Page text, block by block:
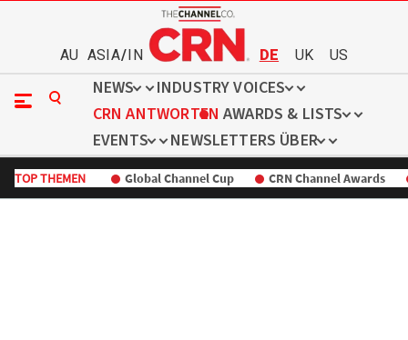
AU ASIA/IN DE UK US
NEWS
INDUSTRY VOICES
CRN ANTWORTEN AWARDS & LISTS
EVENTS
NEWSLETTERS ÜBER
TOP THEMEN Global Channel Cup CRN Channel Awards